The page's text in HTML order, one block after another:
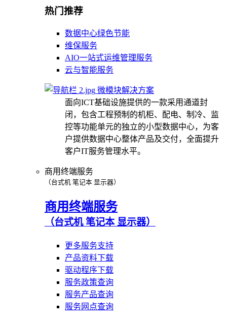
热门推荐
数据中心绿色节能
维保服务
AIO一站式运维管理服务
云与智能服务
微模块解决方案
面向ICT基础设施提供的一款采用通道封
闭，包含工程预制的机柜、配电、制冷、监
控等功能单元的独立的小型数据中心，为客
户提供数据中心整体产品及交付，全面提升
客户IT服务管理水平。
商用终端服务
（台式机 笔记本 显示器）
商用终端服务
（台式机 笔记本 显示器）
更多服务支持
产品资料下载
驱动程序下载
服务政策查询
服务产品查询
服务网点查询